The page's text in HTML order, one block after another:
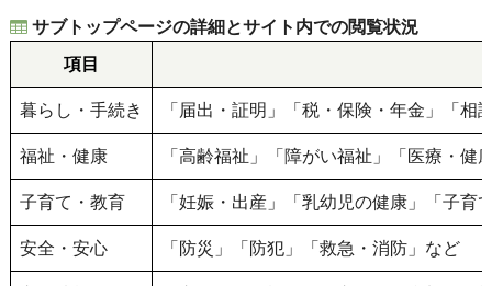
サブトップページの詳細とサイト内での閲覧状況
項目
暮らし・手続き 「届出・証明」「税・保険・年金」「相
福祉・健康 「高齢福祉」「障がい福祉」「医療・健
子育て・教育 「妊娠・出産」「乳幼児の健康」「子育
安全・安心 「防災」「防犯」「救急・消防」など